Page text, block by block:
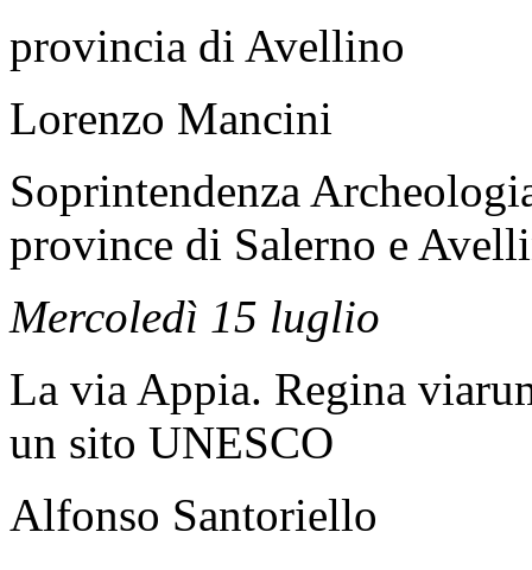
provincia di Avellino
Lorenzo Mancini
Soprintendenza
province di Salerno e
Mercoledì 15 luglio
La via Appia. Regina
un sito UNESCO
Alfonso Santoriello